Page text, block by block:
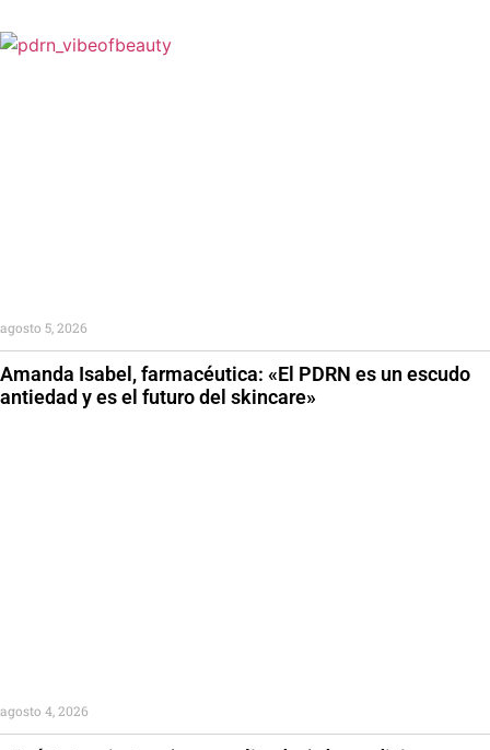
Amanda Isabel, farmacéutica: «El PDRN es un escudo
antiedad y es el futuro del skincare»
agosto 5, 2026
agosto 4, 2026